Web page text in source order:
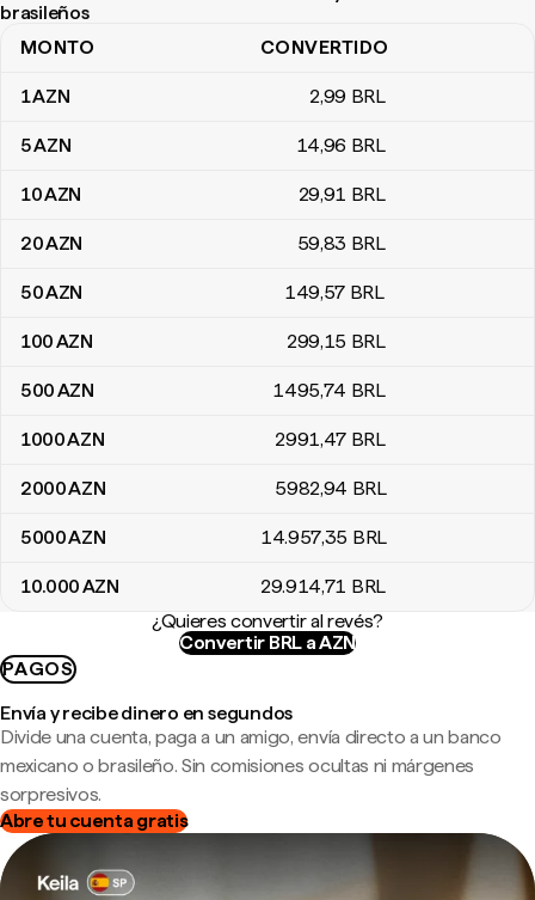
brasileños
Tabla de conversión de manats azerbaiyanos a reales brasileños
MONTO CONVERTIDO
1AZN 2,99 BRL
5AZN 14,96 BRL
10AZN 29,91 BRL
20AZN 59,83 BRL
50AZN 149,57 BRL
100AZN 299,15 BRL
500AZN 1495,74 BRL
1000AZN 2991,47 BRL
2000AZN 5982,94 BRL
5000AZN 14.957,35 BRL
10.000AZN 29.914,71 BRL
¿Quieres convertir al revés?
Convertir BRL a AZN
PAGOS
Envía y recibe dinero en segundos
Divide una cuenta, paga a un amigo, envía directo a un banco
mexicano o brasileño. Sin comisiones ocultas ni márgenes
sorpresivos.
Abre tu cuenta gratis